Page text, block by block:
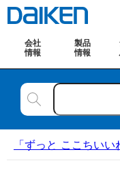
会社
情報
製品
情報
「ずっと ここちい